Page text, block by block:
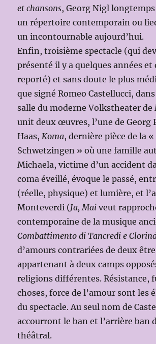
et chansons, Georg Nigl
un répertoire contemporain ou
un incontournable aujourd’hui.
Enfin, troisième spectacle (qui
présenté il y a quelques années
reporté) et sans doute le plus
que signé Romeo Castellucci,
salle du moderne Volkstheater
unit deux œuvres, l’une de Georg
Haas, Koma, dernière pièce de la
Schwetzingen » où une famille
Michaela, victime d’un accident
coma éveillé, évoque le passé,
(réelle, physique) et lumière, et
Monteverdi (Ja, Mai veut
contemporaine de la musique
Combattimento di Tancredi e
d’amours contrariées de deux
appartenant à deux camps
religions différentes. Résistance,
choses, force de l’amour sont les
du spectacle. Au seul nom de
accourront le ban et l’arrière ban
théâtral.